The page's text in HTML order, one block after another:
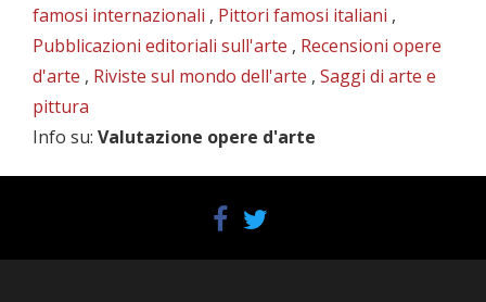
famosi internazionali , Pittori famosi italiani ,
Pubblicazioni editoriali sull'arte , Recensioni opere
d'arte , Riviste sul mondo dell'arte , Saggi di arte e
pittura
Info su: Valutazione opere d'arte